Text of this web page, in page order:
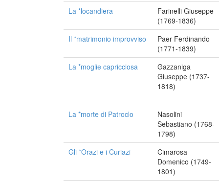
La *locandiera
Farinelli Giuseppe
(1769-1836)
Il *matrimonio improvviso
Paer Ferdinando
(1771-1839)
La *moglie capricciosa
Gazzaniga
Giuseppe (1737-
1818)
La *morte di Patroclo
Nasolini
Sebastiano (1768-
1798)
Gli *Orazi e i Curiazi
Cimarosa
Domenico (1749-
1801)